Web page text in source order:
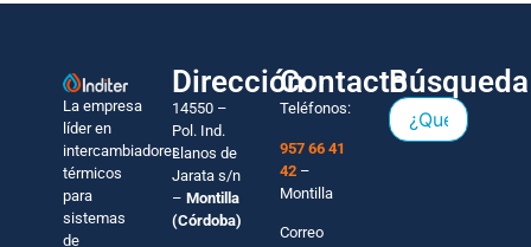
La empresa
líder en
intercambiadores
térmicos
para
sistemas
de
Dirección
14550 –
Pol. Ind.
Llanos de
Jarata s/n
– Montilla
(Córdoba)
Contacto
Teléfonos:
957 66 41
42 –
Montilla
Correo
Búsqueda